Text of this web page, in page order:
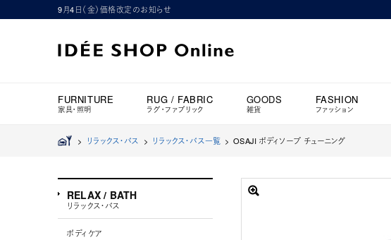
9月4日（金）価格改定のお知らせ
FURNITURE
家具・照明
RUG / FABRIC
ラグ・ファブリック
GOODS
雑貨
FASHION
ファッション
> リラックス・バス > リラックス・バス一覧>OSAJI ボディソープ チューニング
RELAX / BATH
リラックス・バス
ボディケア